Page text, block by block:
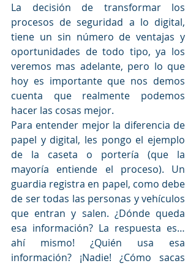
La decisión de transformar los
procesos de seguridad a lo digital,
tiene un sin número de ventajas y
oportunidades de todo tipo, ya los
veremos mas adelante, pero lo que
hoy es importante que nos demos
cuenta que realmente podemos
hacer las cosas mejor.
Para entender mejor la diferencia de
papel y digital, les pongo el ejemplo
de la caseta o portería (que la
mayoría entiende el proceso). Un
guardia registra en papel, como debe
de ser todas las personas y vehículos
que entran y salen. ¿Dónde queda
esa información? La respuesta es…
ahí mismo! ¿Quién usa esa
información? ¡Nadie! ¿Cómo sacas